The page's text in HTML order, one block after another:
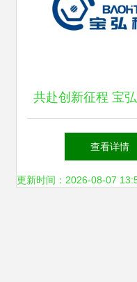
共赴创新征程 宝
出席第三届高比能
键材料技术
查看详情
更新时间：2026-08-07